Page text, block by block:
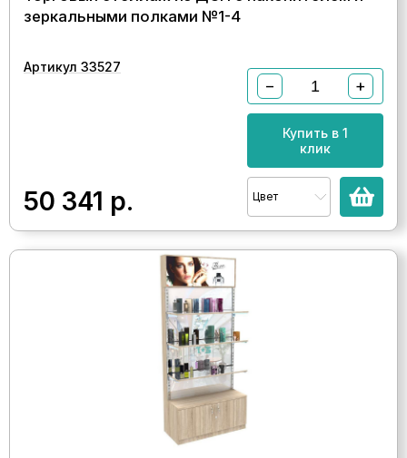
зеркальными полками №1-4
Артикул 33527
50 341 р.
− +
Купить в 1
клик
Цвет